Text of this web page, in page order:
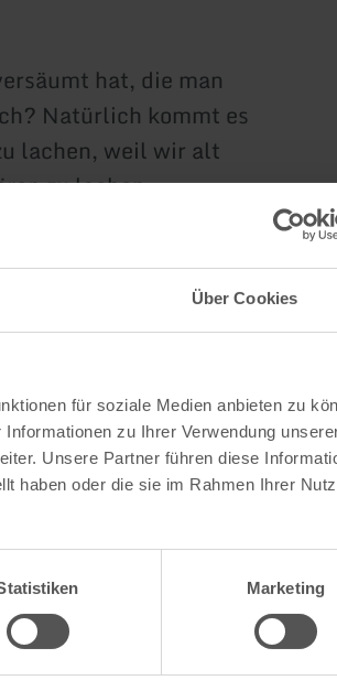
Über Cookies
für soziale Medien anbieten zu
zu Ihrer Verwendung
Unsere Partner führen diese
haben oder die sie im Rahmen Ihrer
Marketing
hat, die man
Natürlich kommt es
lachen, weil wir alt
zu lachen.
Regional, z. B. bei der
6, Bitburg, Tel.: